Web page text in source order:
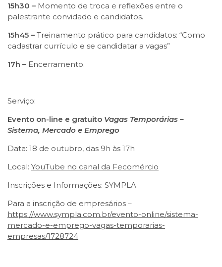
15h30 – Momento de troca e reflexões entre o
palestrante convidado e candidatos.
15h45 – Treinamento prático para candidatos: “Como
cadastrar currículo e se candidatar a vagas”
17h – Encerramento.
Serviço:
Evento on-line e gratuito Vagas Temporárias –
Sistema, Mercado e Emprego
Data: 18 de outubro, das 9h às 17h
Local: YouTube no canal da Fecomércio
Inscrições e Informações: SYMPLA
Para a inscrição de empresários –
https://www.sympla.com.br/evento-online/sistema-
mercado-e-emprego-vagas-temporarias-
empresas/1728724